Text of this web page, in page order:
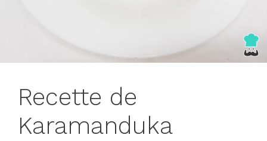
Recette de
Karamanduka